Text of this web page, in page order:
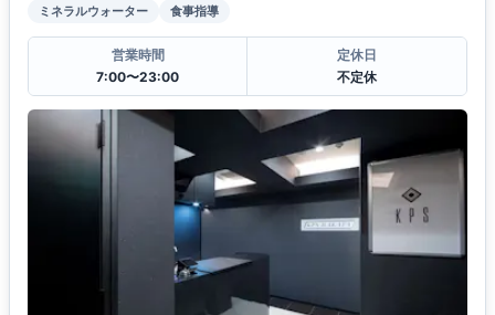
ミネラルウォーター
食事指導
営業時間
7:00〜23:00
定休日
不定休